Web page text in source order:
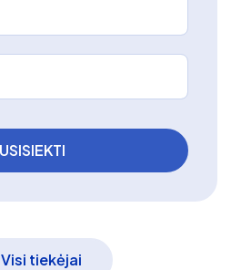
Visi tiekėjai